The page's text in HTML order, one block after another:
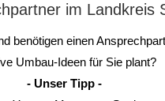
im Landkreis
benötigen einen
Umbau-Ideen für Sie plant?
- Unser Tipp -